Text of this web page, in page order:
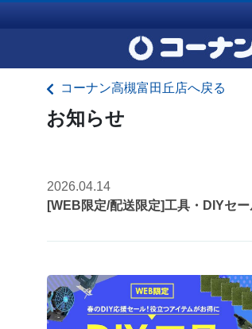
コーナン高槻富田丘店へ戻る
お知らせ
2026.04.14
[WEB限定/配送限定]工具・DIYセー